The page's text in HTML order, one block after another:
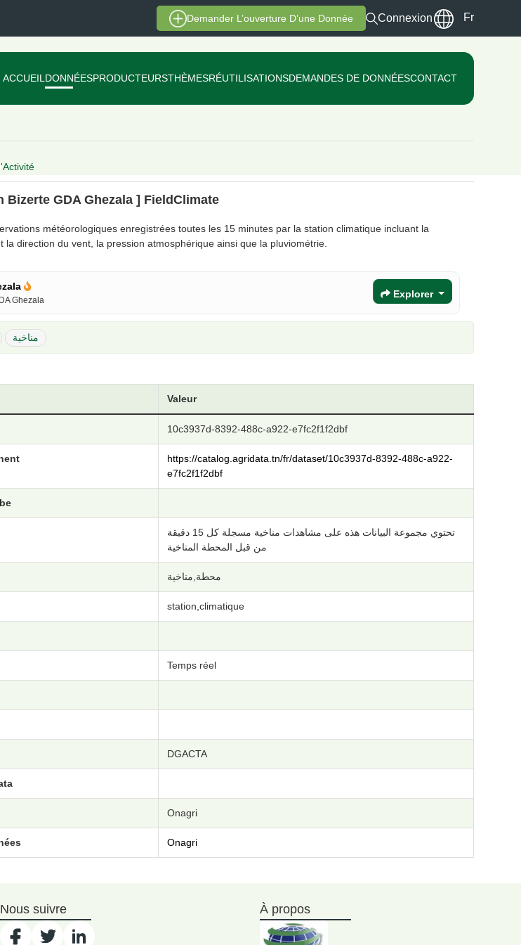
Demander L’ouverture D’une Donnée Connexion Fr
ACCUEIL DONNÉESPRODUCTEURSTHÈMESRÉUTILISATIONSDEMANDES DE DONNÉESCONTACT
GDA Ghezala ] FieldClimate
météorologiques enregistrées toutes les 15 minutes par la station climatique incluant la
la direction du vent, la pression atmosphérique ainsi que la pluviométrie.
Ghezala
Explorer
مناخية
Valeur
10c3937d-8392-488c-a922-e7fc2f1f2dbf
https://catalog.agridata.tn/fr/dataset/10c3937d-8392-488c-a922-
e7fc2f1f2dbf
تحتوي مجموعة البيانات هذه على مشاهدات مناخية مسجلة كل 15 دقيقة
من قبل المحطة المناخية
محطة,مناخية
station,climatique
Temps réel
DGACTA
Onagri
Onagri
Nous suivre À propos